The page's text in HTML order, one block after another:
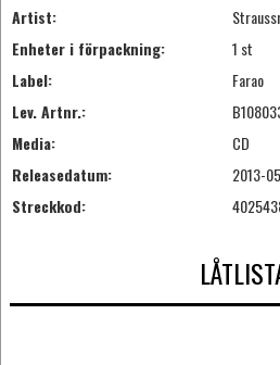
Artist:
Enheter i förpackning:
1 st
Label:
Farao
Lev. Artnr.:
Media:
CD
Releasedatum:
2013-
Streckkod: